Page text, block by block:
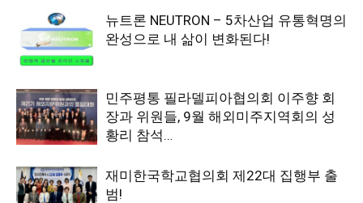
뉴트론 NEUTRON – 5차산업 유통혁명의
완성으로 내 삶이 변화된다!
민주평통 필라델피아협의회 이주향 회
장과 위원들, 9월 해외미주지역회의 성
황리 참석…
재미한국학교협의회 제22대 집행부 출
범!